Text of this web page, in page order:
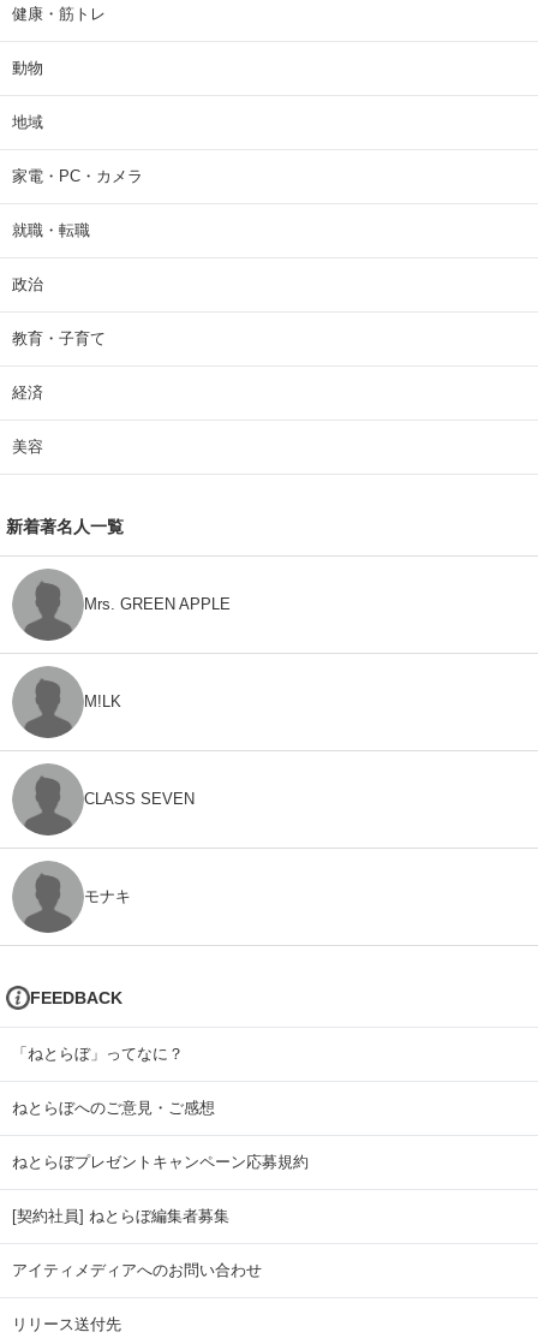
健康・筋トレ
動物
地域
家電・PC・カメラ
就職・転職
政治
教育・子育て
経済
美容
新着著名人一覧
Mrs. GREEN APPLE
M!LK
CLASS SEVEN
モナキ
FEEDBACK
「ねとらぼ」ってなに？
ねとらぼへのご意見・ご感想
ねとらぼプレゼントキャンペーン応募規約
[契約社員] ねとらぼ編集者募集
アイティメディアへのお問い合わせ
リリース送付先